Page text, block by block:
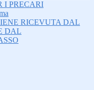
I PRECARI
RICEVUTA DAL
DAL